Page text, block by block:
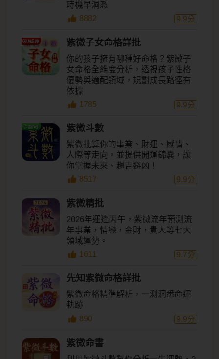
時機早洞悉
8882 9.9分
紫微子女命格詳批
你的孩子擁有哪種好命格？紫微子
女命格全維度分析，透視孩子性格
優勢與適配領域，規劃成長路徑有
依據
1785 9.9分
紫微斗數
紫微批算你的事業、財運、感情、
人際等走向，並提供開運錦囊，讓
你掌握未來、趨吉避凶！
8517 9.9分
紫微精批
2026年運逢丙午，紫微流年預測流
年事業，情戀，金財，貴人等七大
領域運勢。
1611 9.7分
先知紫微命格詳批
紫微命格精準解析，一測洞悉命運
軌跡
890 9.9分
紫微命書